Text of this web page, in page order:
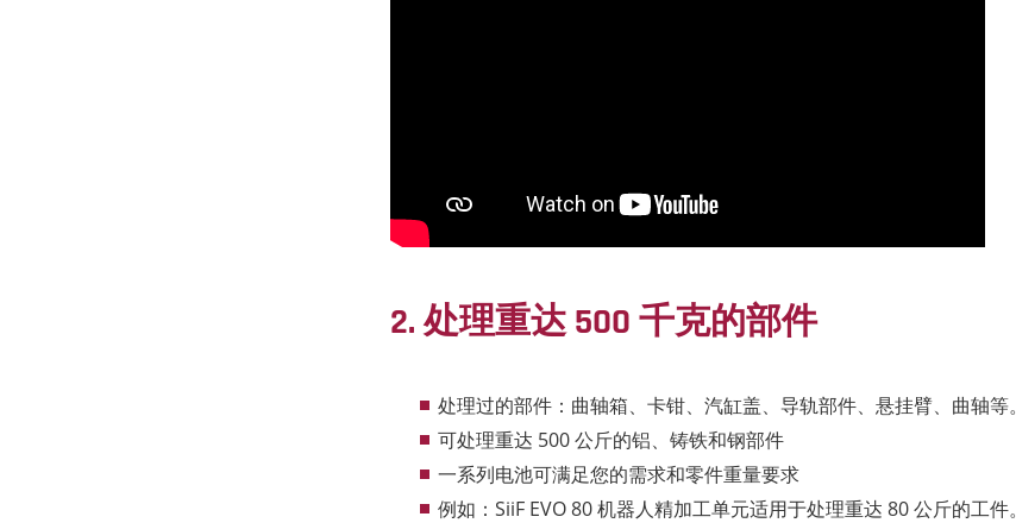
2. 处理重达 500 千克的部件
处理过的部件：曲轴箱、卡钳、汽缸盖、导轨部件、悬挂臂、曲轴等。
可处理重达 500 公斤的铝、铸铁和钢部件
一系列电池可满足您的需求和零件重量要求
例如：SiiF EVO 80 机器人精加工单元适用于处理重达 80 公斤的工件。